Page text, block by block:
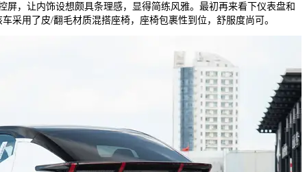
屏，让内饰设想颇具条理感，显得简练风雅。最初再来看下仪表盘和
采用了皮/翻毛材质混搭座椅，座椅包裹性到位，舒服度尚可。